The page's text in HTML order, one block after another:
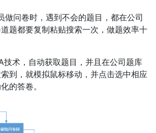
卷时，遇到不会的题目，都在公司
题都要复制粘贴搜索一次，做题效率十
，自动获取题目，并且在公司题库
到，就模拟鼠标移动，并点击选中相应
的答卷。